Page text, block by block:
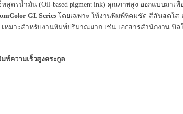
สูตรน้ำมัน (Oil-based pigment ink) คุณภาพสูง ออกแบบมาเ
GL Series โดยเฉพาะ ให้งานพิมพ์ที่คมชัด สีสันสดใส
เหมาะสำหรับงานพิมพ์ปริมาณมาก เช่น เอกสารสำนักงาน บิ
พ์ความเร็วสูงตระกูล